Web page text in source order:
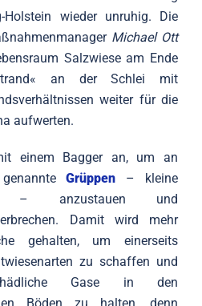
Holstein wieder unruhig. Die
Michael Ott
Salzwiese am Ende
an der Schlei mit
weiter für die
aufwerten.
einem Bagger an, um an
genannteGrüppen – kleine
– anzustauen und
Damit wird mehr
gehalten, um einerseits
zu schaffen und
Gase in den
Böden zu halten, denn